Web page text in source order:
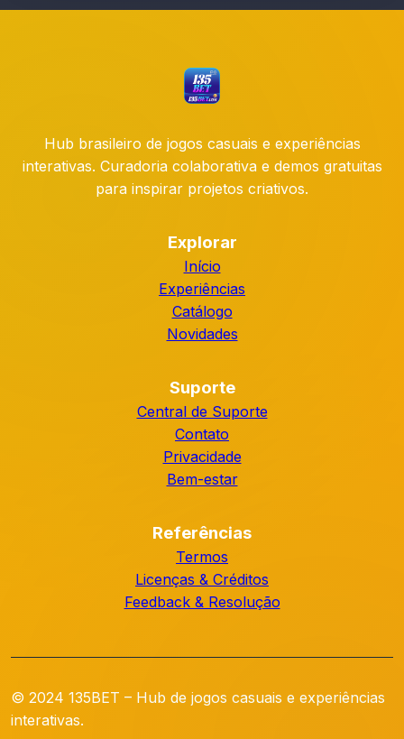
Hub brasileiro de jogos casuais e experiências
interativas. Curadoria colaborativa e demos gratuitas
para inspirar projetos criativos.
Explorar
Início
Experiências
Catálogo
Novidades
Suporte
Central de Suporte
Contato
Privacidade
Bem-estar
Referências
Termos
Licenças & Créditos
Feedback & Resolução
© 2024 135BET – Hub de jogos casuais e experiências
interativas.